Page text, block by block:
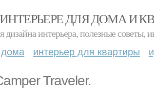
ДЛЯ ДОМА И
интерьера, полезные советы,
интерьер для квартиры
Traveler.